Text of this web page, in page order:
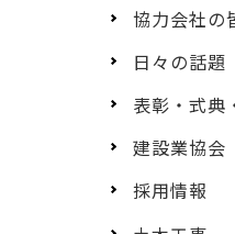
協力会社の
日々の話題
表彰・式典
建設業協会
採用情報